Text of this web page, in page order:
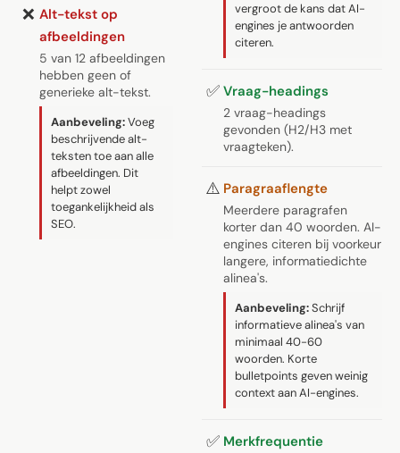
❌ Alt-tekst op
afbeeldingen
5 van 12 afbeeldingen
hebben geen of
generieke alt-tekst.
Aanbeveling:Voeg
beschrijvende alt-
teksten toe aan alle
afbeeldingen. Dit
helpt zowel
toegankelijkheid als
SEO.
vergroot de kans dat AI-
engines je antwoorden
citeren.
✅ Vraag-headings
2 vraag-headings
gevonden (H2/H3 met
vraagteken).
⚠️ Paragraaflengte
Meerdere paragrafen
korter dan 40 woorden. AI-
engines citeren bij voorkeur
langere, informatiedichte
alinea's.
Aanbeveling:Schrijf
informatieve alinea's van
minimaal 40-60
woorden. Korte
bulletpoints geven weinig
context aan AI-engines.
✅ Merkfrequentie